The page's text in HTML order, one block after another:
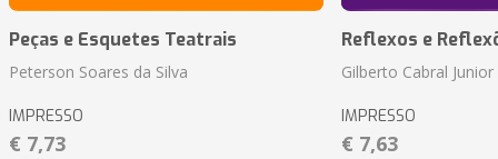
Peças e Esquetes Teatrais
Peterson Soares da Silva
IMPRESSO
€ 7,73
Reflexos e
Gilberto Cabral Junior
IMPRESSO
€ 7,63